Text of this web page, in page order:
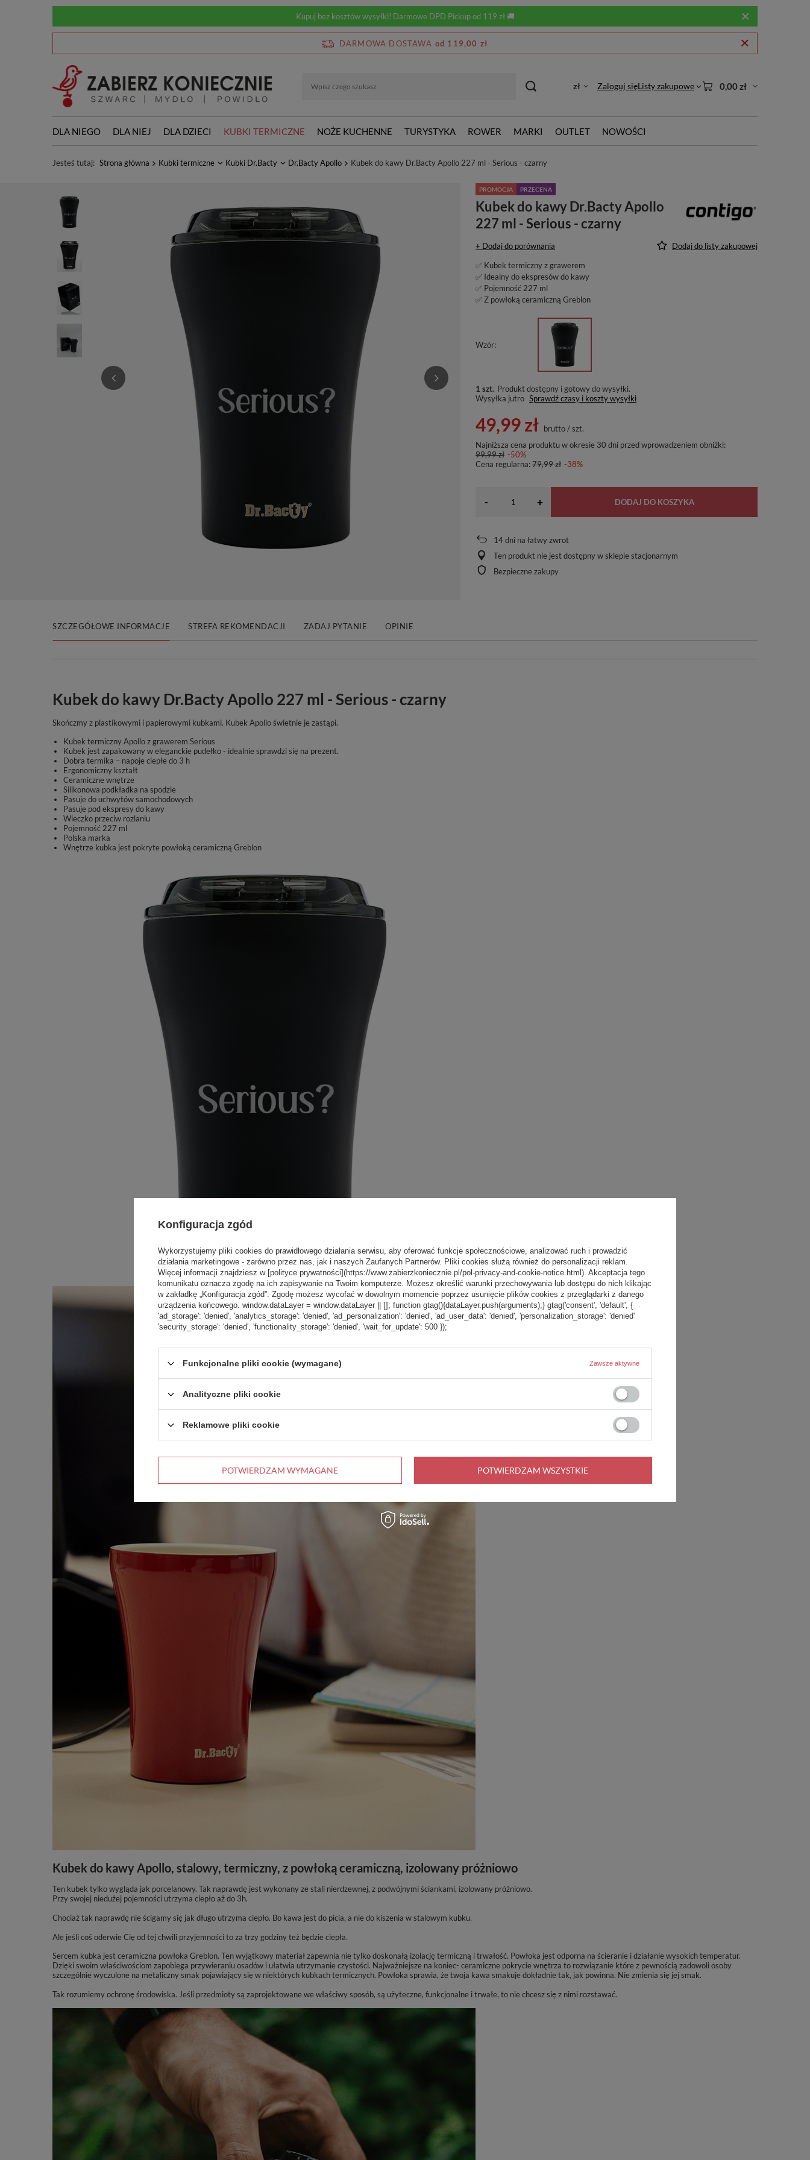
Kupuj bez kosztów wysyłki! Darmowe DPD Pickup od 119 zł 🚚
DARMOWA DOSTAWA od 119,00 zł
zł Zaloguj sięListy zakupowe 0,00 zł
DLA NIEGO DLA NIEJ DLA DZIECI KUBKI TERMICZNE NOŻE KUCHENNE TURYSTYKA ROWER MARKI OUTLET NOWOŚCI
Jesteś tutaj: Strona główna Kubki termiczne Kubki Dr.Bacty Dr.Bacty Apollo Kubek do kawy Dr.Bacty Apollo 227 ml - Serious - czarny
PROMOCJA PRZECENA
Kubek do kawy Dr.Bacty Apollo
227 ml - Serious - czarny
+ Dodaj do porównania
Dodaj do listy zakupowej
✅ Kubek termiczny z grawerem
✅ Idealny do ekspresów do kawy
✅ Pojemność 227 ml
✅ Z powłoką ceramiczną Greblon
Wzór
1 szt. Produkt dostępny i gotowy do wysyłki
Wysyłka jutro Sprawdź czasy i koszty wysyłki
49,99 zł brutto/szt.
Najniższa cena produktu w okresie 30 dni przed wprowadzeniem obniżki:
99,99 zł -50%
Cena regularna:79,99 zł -38%
- + DODAJ DO KOSZYKA
14dni na łatwy zwrot
Ten produkt nie jest dostępny w sklepie stacjonarnym
Bezpieczne zakupy
SZCZEGÓŁOWE INFORMACJE STREFA REKOMENDACJI ZADAJ PYTANIE OPINIE
Kubek do kawy Dr.Bacty Apollo 227 ml - Serious - czarny
Skończmy z plastikowymi i papierowymi kubkami. Kubek Apollo świetnie je zastąpi.
Kubek termiczny Apollo z grawerem Serious
Kubek jest zapakowany w eleganckie pudełko - idealnie sprawdzi się na prezent.
Dobra termika – napoje ciepłe do 3 h
Ergonomiczny kształt
Ceramiczne wnętrze
Silikonowa podkładka na spodzie
Pasuje do uchwytów samochodowych
Pasuje pod ekspresy do kawy
Wieczko przeciw rozlaniu
Pojemność 227 ml
Polska marka
Wnętrze kubka jest pokryte powłoką ceramiczną Greblon
Kubek do kawy Apollo, stalowy, termiczny, z powłoką ceramiczną, izolowany próżniowo
Ten kubek tylko wygląda jak porcelanowy. Tak naprawdę jest wykonany ze stali nierdzewnej, z podwójnymi ściankami, izolowany próżniowo.
Przy swojej niedużej pojemności utrzyma ciepło aż do 3h.
Chociaż tak naprawdę nie ścigamy się jak długo utrzyma ciepło. Bo kawa jest do picia, a nie do kiszenia w stalowym kubku.
Ale jeśli coś oderwie Cię od tej chwili przyjemności to za trzy godziny też będzie ciepła.
Sercem kubka jest ceramiczna powłoka Greblon. Ten wyjątkowy materiał zapewnia nie tylko doskonałą izolację termiczną i trwałość. Powłoka jest odporna na ścieranie i działanie wysokich temperatur.
Dzięki swoim właściwościom zapobiega przywieraniu osadów i ułatwia utrzymanie czystości. Najważniejsze na koniec- ceramiczne pokrycie wnętrza to rozwiązanie które z pewnością zadowoli osoby
szczególnie wyczulone na metaliczny smak pojawiający się w niektórych kubkach termicznych. Powłoka sprawia, że twoja kawa smakuje dokładnie tak, jak powinna. Nie zmienia się jej smak.
Tak rozumiemy ochronę środowiska. Jeśli przedmioty są zaprojektowane we właściwy sposób, są użyteczne, funkcjonalne i trwałe, to nie chcesz się z nimi rozstawać.
Konfiguracja zgód
Wykorzystujemy pliki cookies do prawidłowego działania serwisu, aby oferować funkcje społecznościowe, analizować ruch i prowadzić
działania marketingowe - zarówno przez nas, jak i naszych Zaufanych Partnerów. Pliki cookies służą również do personalizacji reklam.
Więcej informacji znajdziesz w [polityce prywatności](https://www.zabierzkoniecznie.pl/pol-privacy-and-cookie-notice.html). Akceptacja tego
komunikatu oznacza zgodę na ich zapisywanie na Twoim komputerze. Możesz określić warunki przechowywania lub dostępu do nich klikając
w zakładkę „Konfiguracja zgód”. Zgodę możesz wycofać w dowolnym momencie poprzez usunięcie plików cookies z przeglądarki z danego
urządzenia końcowego. window.dataLayer = window.dataLayer || []; function gtag(){dataLayer.push(arguments);} gtag('consent', 'default', {
'ad_storage': 'denied', 'analytics_storage': 'denied', 'ad_personalization': 'denied', 'ad_user_data': 'denied', 'personalization_storage': 'denied'
'security_storage': 'denied', 'functionality_storage': 'denied', 'wait_for_update': 500 });
Funkcjonalne pliki cookie (wymagane) Zawsze aktywne
Analityczne pliki cookie
Reklamowe pliki cookie
POTWIERDZAM WYMAGANE POTWIERDZAM WSZYSTKIE